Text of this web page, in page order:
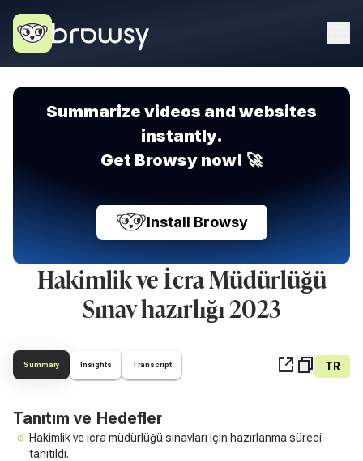
Summarize videos and websites
instantly.
Get Browsy now! 🚀
Install Browsy
Hakimlik ve İcra Müdürlüğü
Sınav hazırlığı 2023
Summary Insights Transcript TR
Tanıtım ve Hedefler
Hakimlik ve icra müdürlüğü sınavları için hazırlanma süreci
tanıtıldı.